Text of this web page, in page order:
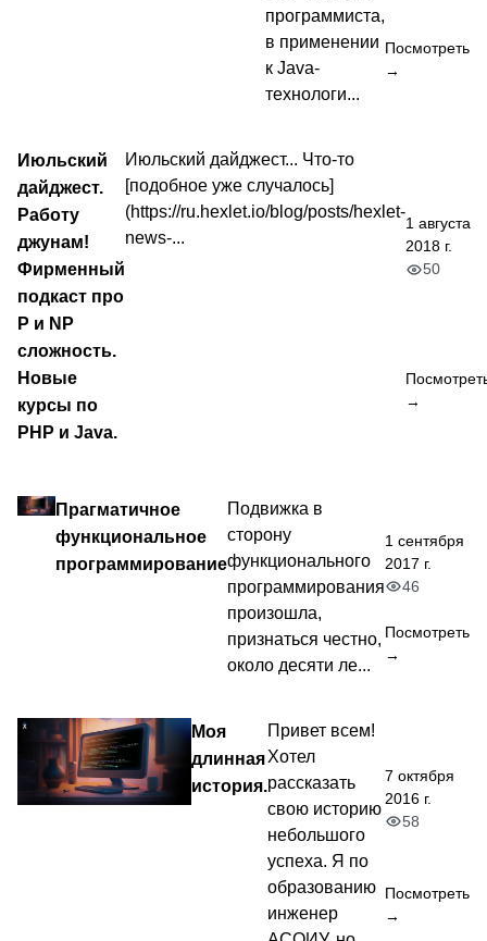
программиста,
в применении
к Java-
технологи...
Посмотреть
→
Июльский
дайджест.
Работу
джунам!
Фирменный
подкаст про
P и NP
сложность.
Новые
курсы по
PHP и Java.
Июльский дайджест... Что-то
[подобное уже случалось]
(https://ru.hexlet.io/blog/posts/hexlet-
news-...
1 августа
2018 г.
50
→
Прагматичное
функциональное
программирование
Подвижка в
сторону
функционального
программирования
произошла,
признаться честно,
около десяти ле...
1 сентября
2017 г.
46
Посмотреть
→
Моя
длинная
история.
Привет всем!
Хотел
рассказать
свою историю
небольшого
успеха. Я по
образованию
инженер
7 октября
2016 г.
58
Посмотреть
→